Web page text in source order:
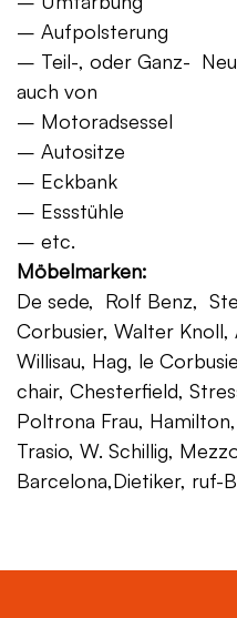
– Aufpolsterung
– Teil-, oder Ganz-
auch von
– Motoradsessel
– Autositze
– Eckbank
– Essstühle
– etc.
Möbelmarken:
De sede, Rolf Benz,
Corbusier, Walter
Willisau, Hag, le
chair, Chesterfield,
Poltrona Frau,
Trasio, W. Schillig,
Barcelona,Dietiker, ruf-